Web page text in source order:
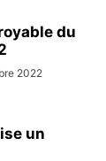
du
2022
un